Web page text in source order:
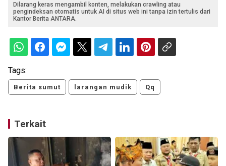
Dilarang keras mengambil konten, melakukan crawling atau
pengindeksan otomatis untuk AI di situs web ini tanpa izin tertulis dari
Kantor Berita ANTARA.
Tags:
Berita sumut larangan mudik Qq
Terkait